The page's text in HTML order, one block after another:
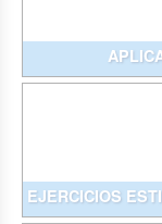
EJERCICIOS